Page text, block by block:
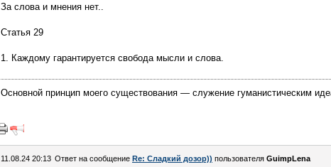
За слова и мнения нет..
Статья 29
1. Каждому гарантируется свобода мысли и слова.
Основной принцип моего существования — служение гуманистическим
11.08.24 20:13 Ответ на сообщение Re: Сладкий дозор)) пользователя GuimpLena